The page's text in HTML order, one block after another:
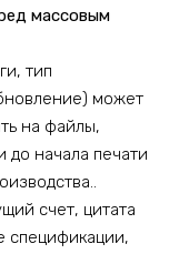
массовым
тип
может
на файлы,
до начала печати
счет, цитата
спецификации,